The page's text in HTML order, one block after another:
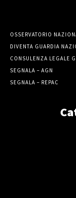
OSSERVATORIO
DIVENTA GUARDIA
CONSULENZA LEGALE
SEGNALA – AGN
SEGNALA – REPAC